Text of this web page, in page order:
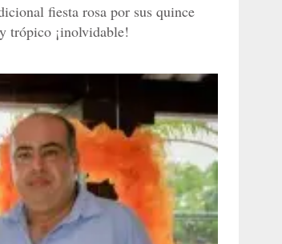
fiesta rosa por sus quince
trópico ¡inolvidable!